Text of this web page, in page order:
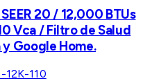
20 / 12,000 BTUs
Vca / Filtro de Salud
Google Home.
12K-110